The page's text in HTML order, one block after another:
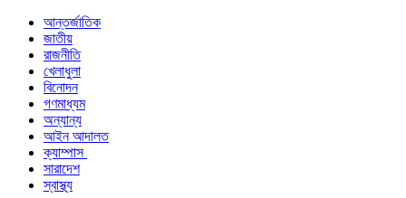
আন্তর্জাতিক
জাতীয়
রাজনীতি
খেলাধুলা
বিনোদন
গণমাধ্যম
অন্যান্য
আইন আদালত
ক্যাম্পাস
সারাদেশ
স্বাস্থ্য